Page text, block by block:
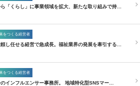
ら「くらし」に事業領域を拡大、新たな取り組みで持…
をつくる経営者
し任せる経営で急成長。福祉業界の発展を牽引する…
をつくる経営者
インフルエンサー事務所。 地域特化型SNSマー…